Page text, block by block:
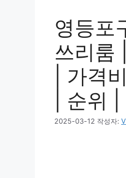
영등포
쓰리룸
| 가격
| 순위
2025-03-12 작성자: